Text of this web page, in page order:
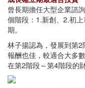
曾長期擔任大型企業諮
個階段：1.新創、2.初
期。
林子揚認為，發展到第
報酬也佳，較適合大多
在第2階段～第4階段的